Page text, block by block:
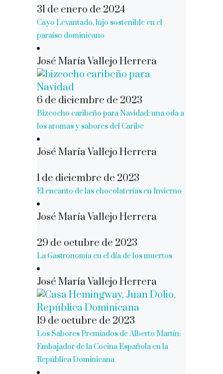
31 de enero de 2024
Cayo Levantado, lujo sostenible en el
paraíso dominicano
José María Vallejo Herrera
6 de diciembre de 2023
Bizcocho caribeño para Navidad: una oda a
los aromas y sabores del Caribe
José María Vallejo Herrera
1 de diciembre de 2023
El encanto de las chocolaterías en Invierno
José María Vallejo Herrera
29 de octubre de 2023
La Gastronomía en el día de los muertos
José María Vallejo Herrera
19 de octubre de 2023
Los Sabores Premiados de Alberto Martín:
Embajador de la Cocina Española en la
República Dominicana